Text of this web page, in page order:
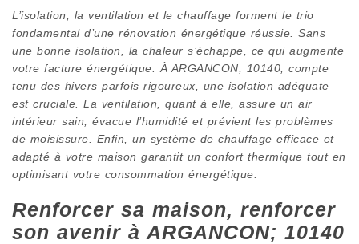
L’isolation, la ventilation et le chauffage forment le trio
fondamental d’une rénovation énergétique réussie. Sans
une bonne isolation, la chaleur s’échappe, ce qui augmente
votre facture énergétique. À ARGANCON; 10140, compte
tenu des hivers parfois rigoureux, une isolation adéquate
est cruciale. La ventilation, quant à elle, assure un air
intérieur sain, évacue l’humidité et prévient les problèmes
de moisissure. Enfin, un système de chauffage efficace et
adapté à votre maison garantit un confort thermique tout en
optimisant votre consommation énergétique.
Renforcer sa maison, renforcer
son avenir à ARGANCON; 10140